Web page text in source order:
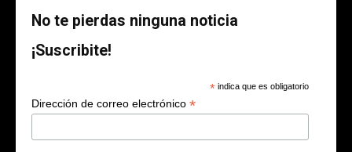
No te pierdas ninguna noticia
¡Suscribite!
* indica que es obligatorio
Dirección de correo electrónico *